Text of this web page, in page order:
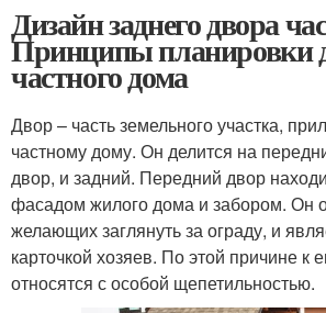
Дизайн заднего двора
Принципы планировки
частного дома
Двор – часть земельного участка,
частному дому. Он делится на
двор, и задний. Передний двор
фасадом жилого дома и забором. Он
желающих заглянуть за ограду, и
карточкой хозяев. По этой причине
относятся с особой щепетильностью.